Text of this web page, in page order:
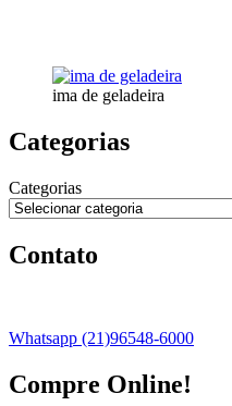
ima de geladeira
Categorias
Categorias
Contato
Whatsapp (21)96548-6000
Compre Online!